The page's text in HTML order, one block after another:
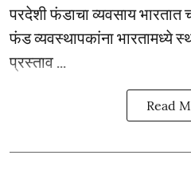
परदेशी फंडाचा व्यवसाय
फंड व्यवस्थापकांना भारतामध्ये
प्रस्ताव ...
Read